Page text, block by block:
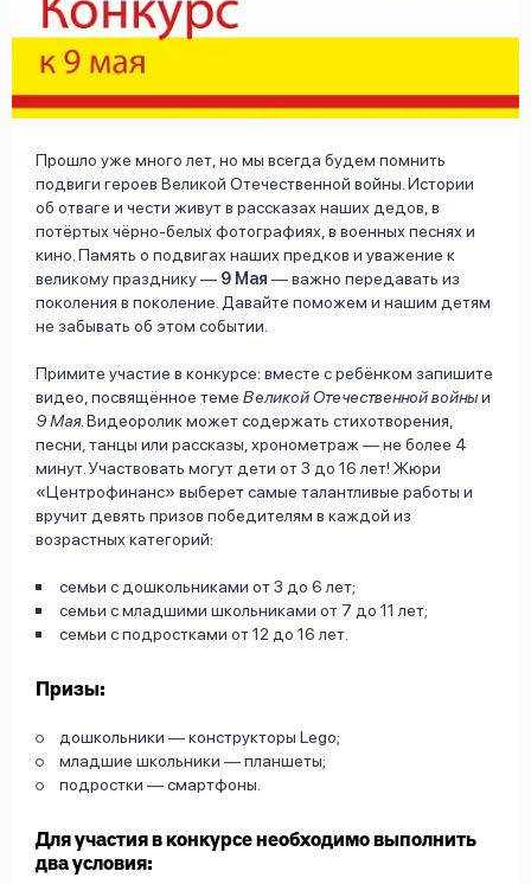
Прошло уже много лет, но мы всегда будем помнить
подвиги героев Великой Отечественной войны. Истории
об отваге и чести живут в рассказах наших дедов, в
потёртых чёрно-белых фотографиях, в военных песнях и
кино. Память о подвигах наших предков и уважение к
великому празднику — 9 Мая — важно передавать из
поколения в поколение. Давайте поможем и нашим детям
не забывать об этом событии.
Примите участие в конкурсе: вместе с ребёнком запишите
видео, посвящённое теме Великой Отечественной войныи
9 Мая. Видеоролик может содержать стихотворения,
песни, танцы или рассказы, хронометраж — не более 4
минут. Участвовать могут дети от 3 до 16 лет! Жюри
«Центрофинанс» выберет самые талантливые работы и
вручит девять призов победителям в каждой из
возрастных категорий:
cемьи с дошкольниками от 3 до 6 лет;
семьи с младшими школьниками от 7 до 11 лет;
семьи с подростками от 12 до 16 лет.
Призы:
дошкольники — конструкторы Lego;
младшие школьники — планшеты;
подростки — смартфоны.
Для участия в конкурсе необходимо выполнить
два условия: